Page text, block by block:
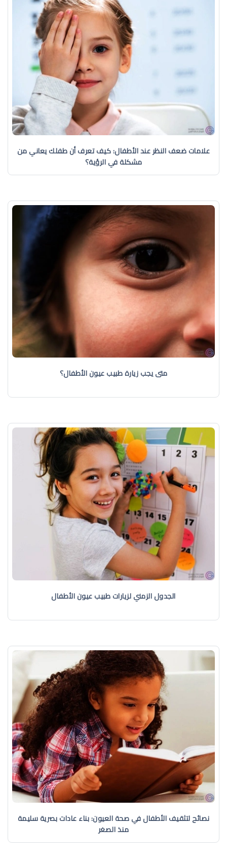
علامات ضعف النظر عند الأطفال: كيف تعرف أن طفلك يعاني من
مشكلة في الرؤية؟
متى يجب زيارة طبيب عيون الأطفال؟
الجدول الزمني لزيارات طبيب عيون الأطفال
نصائح لتثقيف الأطفال في صحة العيون: بناء عادات بصرية سليمة
منذ الصغر